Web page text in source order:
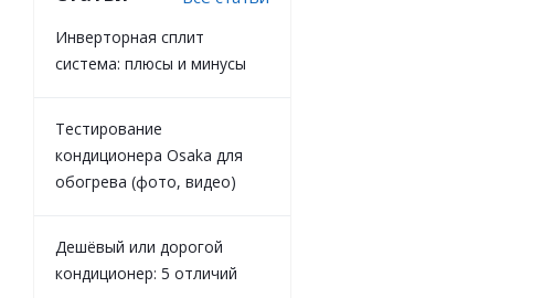
Инверторная сплит
система: плюсы и минусы
Тестирование
кондиционера Osaka для
обогрева (фото, видео)
Дешёвый или дорогой
кондиционер: 5 отличий